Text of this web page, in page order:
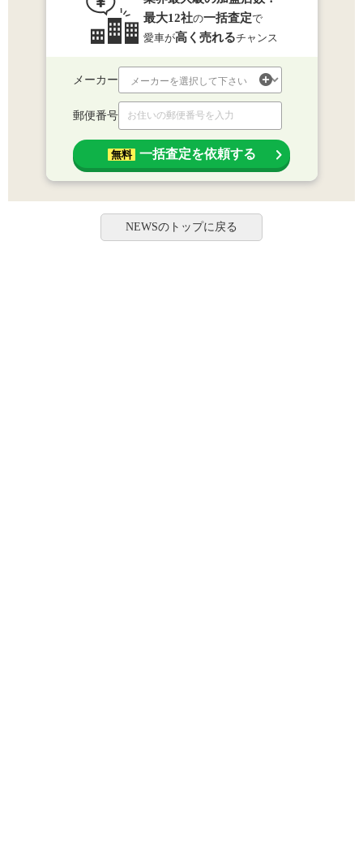
最大12社の一括査定で
愛車が高く売れるチャンス
メーカー
郵便番号
無料 一括査定を依頼する
NEWSのトップに戻る